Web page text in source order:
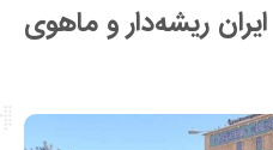
ریشه‌دار و ماهوی